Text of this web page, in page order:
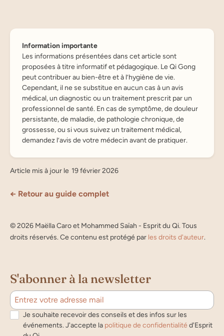
S'abonner à la newsletter
Je souhaite recevoir des conseils et des infos sur les
événements. J'accepte la politique de confidentialité d'Esprit
Information importante
Les informations présentées dans cet article sont
proposées à titre informatif et pédagogique. Le Qi Gong
peut contribuer au bien-être et à l’hygiène de vie.
Cependant, il ne se substitue en aucun cas à un avis
médical, un diagnostic ou un traitement prescrit par un
professionnel de santé. En cas de symptôme, de douleur
persistante, de maladie, de pathologie chronique, de
grossesse, ou si vous suivez un traitement médical,
demandez l’avis de votre médecin avant de pratiquer.
Article mis à jour le 19 février 2026
← Retour au guide complet
©2026 Maëlla Caro et Mohammed Saïah - Esprit du Qi. Tous
droits réservés. Ce contenu est protégé par les droits d'auteur.